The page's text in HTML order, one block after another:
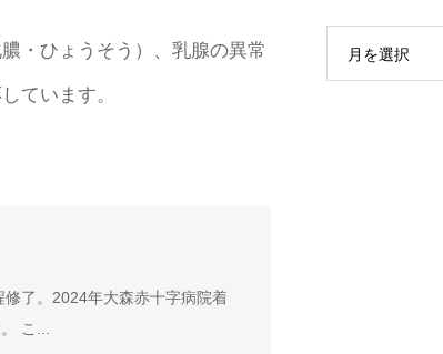
・ひょうそう）、乳腺の異常
ています。
了。2024年大森赤十字病院着
こ...
月を選択